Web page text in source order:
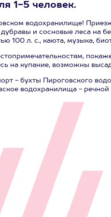
1-5 человек.
водохранилище!
и сосновые леса на
100 л. с., каюта, музыка,
на купание, возможны
- бухты Пироговского
водохранилища -